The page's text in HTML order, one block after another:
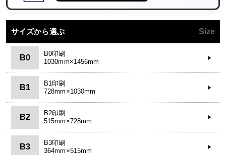
サイズから選ぶ Size
B0
B0印刷
1030mm×1456mm
B1
B1印刷
728mm×1030mm
B2
B2印刷
515mm×728mm
B3
B3印刷
364mm×515mm